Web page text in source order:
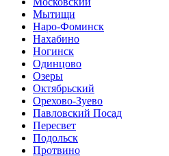
Мытищи
Наро-Фоминск
Нахабино
Ногинск
Одинцово
Озеры
Октябрьский
Орехово-Зуево
Павловский Посад
Пересвет
Подольск
Протвино